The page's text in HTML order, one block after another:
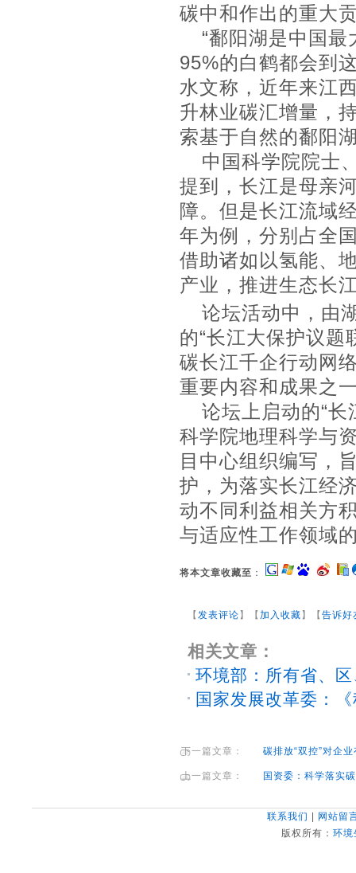
碳中和作出的重大
“鄱阳湖是中国
95%的白鹤都会到
水文称，近年来江
升林业碳汇增量，
索基于自然的鄱阳
中国科学院院士
提到，长江是母亲
障。但是长江流域
年为例，分别占全
借助诸如以氢能、
产业，推进生态长
论坛活动中，由
的“长江大保护议题
碳长江千企行动网
重要内容和成果之
论坛上启动的“
科学院地理科学与
目中心组织编写，
护，为落实长江经
动不同利益相关方
与适应性工作领域
将本文章收藏至 ：
【 发表评论 】【 加入收藏 】【 告诉好
相关文章：
环境部：所有省、
国家发展改革委：
下一篇文章： 碳排放“双控”对企
上一篇文章： 国资委：科学落实
联系我们
网站留
版权所有： 环境